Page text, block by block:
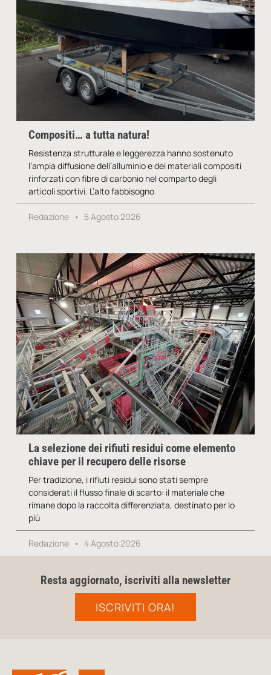
Compositi… a tutta natura!
Resistenza strutturale e leggerezza hanno sostenuto
l’ampia diffusione dell’alluminio e dei materiali compositi
rinforzati con fibre di carbonio nel comparto degli
articoli sportivi. L’alto fabbisogno
Redazione 5 Agosto 2026
La selezione dei rifiuti residui come elemento
chiave per il recupero delle risorse
Per tradizione, i rifiuti residui sono stati sempre
considerati il flusso finale di scarto: il materiale che
rimane dopo la raccolta differenziata, destinato per lo
più
Redazione 4 Agosto 2026
Resta aggiornato, iscriviti alla newsletter
ISCRIVITI ORA!